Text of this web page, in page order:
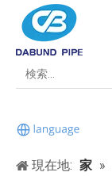
現在地: 家 »